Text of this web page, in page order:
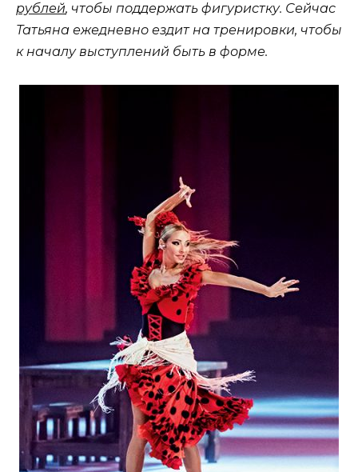
рублей, чтобы поддержать фигуристку. Сейчас
Татьяна ежедневно ездит на тренировки, чтобы
к началу выступлений быть в форме.